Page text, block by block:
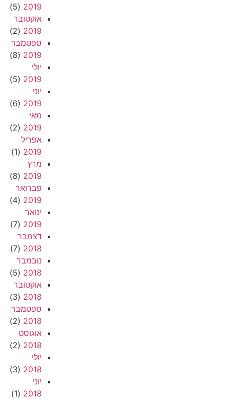
2019
(5)
אוקטובר
2019
(2)
ספטמבר
2019
(8)
יולי
2019
(5)
יוני
2019
(6)
מאי
2019
(2)
אפריל
2019
(1)
מרץ
2019
(8)
פברואר
2019
(4)
ינואר
2019
(7)
דצמבר
2018
(7)
נובמבר
2018
(5)
אוקטובר
2018
(3)
ספטמבר
2018
(2)
אוגוסט
2018
(2)
יולי
2018
(3)
יוני
2018
(1)